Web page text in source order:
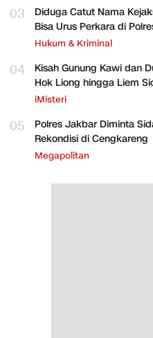
03
Diduga Catut Nama
Bisa Urus Perkara di
Hukum & Kriminal
04
Kisah Gunung Kawi dan
Hok Liong hingga Liem
iMisteri
05
Polres Jakbar Diminta
Rekondisi di Cengkareng
Megapolitan